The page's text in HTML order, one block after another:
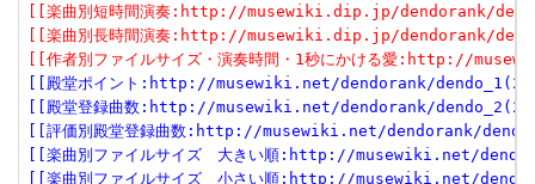
[[楽曲別短時間演奏:http://musewiki.dip.jp/dendorank/
[[楽曲別長時間演奏:http://musewiki.dip.jp/dendorank/
[[作者別ファイルサイズ・演奏時間・1秒にかける愛:http://
[[殿堂ポイント:http://musewiki.net/dendorank/
[[殿堂登録曲数:http://musewiki.net/dendorank/
[[評価別殿堂登録曲数:http://musewiki.net/dendorank/
[[楽曲別ファイルサイズ　大きい順:http://musewiki.net/
[[楽曲別ファイルサイズ　小さい順:http://musewiki.net/